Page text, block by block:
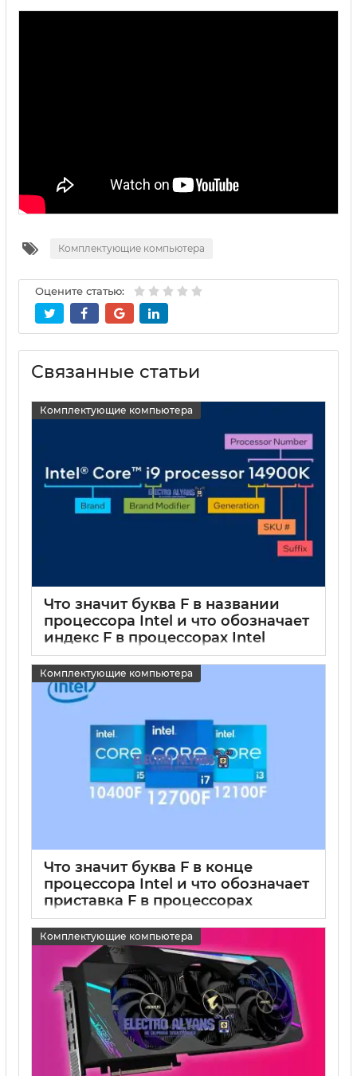
Комплектующие компьютера
Оцените статью:
Связанные статьи
Комплектующие компьютера
Что значит буква F в названии
процессора Intel и что обозначает
индекс F в процессорах Intel
Комплектующие компьютера
Что значит буква F в конце
процессора Intel и что обозначает
приставка F в процессорах
Комплектующие компьютера